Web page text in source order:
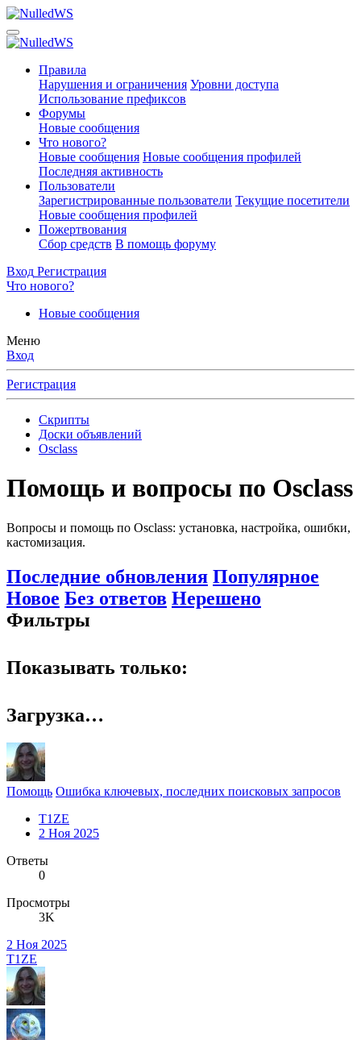
Правила
Нарушения и ограничения Уровни доступа
Использование префиксов
Форумы
Новые сообщения
Что нового?
Новые сообщения Новые сообщения профилей
Последняя активность
Пользователи
Зарегистрированные пользователи Текущие посетители
Новые сообщения профилей
Пожертвования
Сбор средств В помощь форуму
Вход Регистрация
Что нового?
Новые сообщения
Меню
Вход
Регистрация
Скрипты
Доски объявлений
Osclass
Помощь и вопросы по Osclass
Вопросы и помощь по Osclass: установка, настройка, ошибки,
кастомизация.
Последние обновления Популярное
Новое Без ответов Нерешено
Фильтры
Показывать только:
Загрузка…
Помощь Ошибка ключевых, последних поисковых запросов
T1ZE
2 Ноя 2025
Ответы
0
Просмотры
3K
2 Ноя 2025
T1ZE